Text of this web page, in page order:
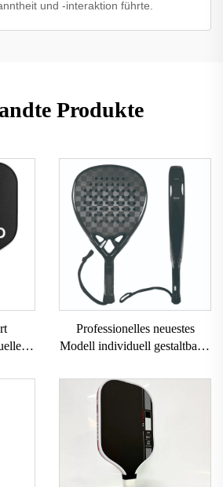
und -interaktion führte.
Produkte
Professionelles neuestes
Modell individuell gestaltbarer
Paddle-Tennis-Padel-Schläger